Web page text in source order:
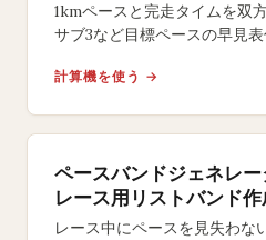
1kmペースと完走タイムを双
サブ3など目標ペースの早見表
計算機を使う →
ペースバンドジェネレ
レース用リストバンド作
レース中にペースを見失わな